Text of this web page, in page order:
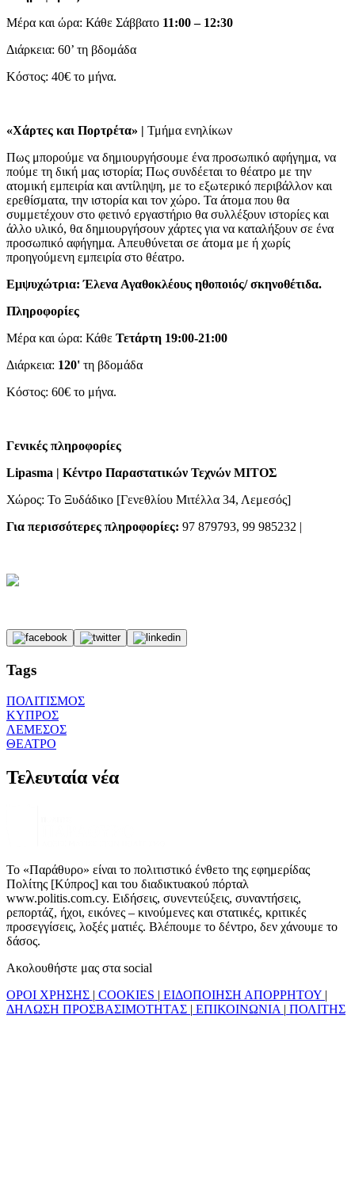
Μέρα και ώρα: Κάθε Σάββατο 11:00 – 12:30
Διάρκεια: 60’ τη βδομάδα
Κόστος: 40€ το μήνα.
«Χάρτες και Πορτρέτα» | Τμήμα ενηλίκων
Πως μπορούμε να δημιουργήσουμε ένα προσωπικό αφήγημα, να
πούμε τη δική μας ιστορία; Πως συνδέεται το θέατρο με την
ατομική εμπειρία και αντίληψη, με το εξωτερικό περιβάλλον και
ερεθίσματα, την ιστορία και τον χώρο. Τα άτομα που θα
συμμετέχουν στο φετινό εργαστήριο θα συλλέξουν ιστορίες και
άλλο υλικό, θα δημιουργήσουν χάρτες για να καταλήξουν σε ένα
προσωπικό αφήγημα. Απευθύνεται σε άτομα με ή χωρίς
προηγούμενη εμπειρία στο θέατρο.
Εμψυχώτρια: Έλενα Αγαθοκλέους ηθοποιός/ σκηνοθέτιδα.
Πληροφορίες
Μέρα και ώρα: Κάθε Τετάρτη 19:00-21:00
Διάρκεια: 120' τη βδομάδα
Κόστος: 60€ το μήνα.
Γενικές πληροφορίες
Lipasma | Κέντρο Παραστατικών Τεχνών ΜΙΤΟΣ
Χώρος: Το Ξυδάδικο [Γενεθλίου Μιτέλλα 34, Λεμεσός]
Για περισσότερες πληροφορίες: 97 879793, 99 985232 |
Tags
ΠΟΛΙΤΙΣΜΟΣ
ΚΥΠΡΟΣ
ΛΕΜΕΣΟΣ
ΘΕΑΤΡΟ
Τελευταία νέα
Το «Παράθυρο» είναι το πολιτιστικό ένθετο της εφημερίδας
Πολίτης [Κύπρος] και του διαδικτυακού πόρταλ
www.politis.com.cy. Ειδήσεις, συνεντεύξεις, συναντήσεις,
ρεπορτάζ, ήχοι, εικόνες – κινούμενες και στατικές, κριτικές
προσεγγίσεις, λοξές ματιές. Βλέπουμε το δέντρο, δεν χάνουμε το
δάσος.
Ακολουθήστε μας στα social
ΟΡΟΙ ΧΡΗΣΗΣ | COOKIES | ΕΙΔΟΠΟΙΗΣΗ ΑΠΟΡΡΗΤΟΥ |
ΔΗΛΩΣΗ ΠΡΟΣΒΑΣΙΜΟΤΗΤΑΣ | ΕΠΙΚΟΙΝΩΝΙΑ | ΠΟΛΙΤΗΣ